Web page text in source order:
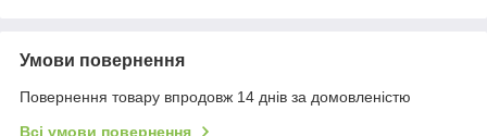
Умови повернення
Повернення товару впродовж 14 днів за домовленістю
Всі умови повернення